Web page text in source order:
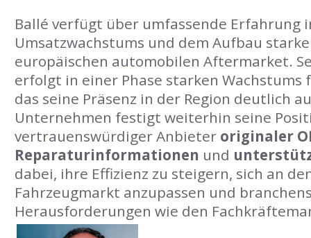
Ballé verfügt über umfassende Erfahrung
Umsatzwachstums und dem Aufbau
europäischen automobilen Aftermarket.
erfolgt in einer Phase starken Wachstums
das seine Präsenz in der Region deutlich
Unternehmen festigt weiterhin seine
vertrauenswürdiger Anbieter originaler
Reparaturinformationen und
dabei, ihre Effizienz zu steigern, sich an
Fahrzeugmarkt anzupassen und
Herausforderungen wie den